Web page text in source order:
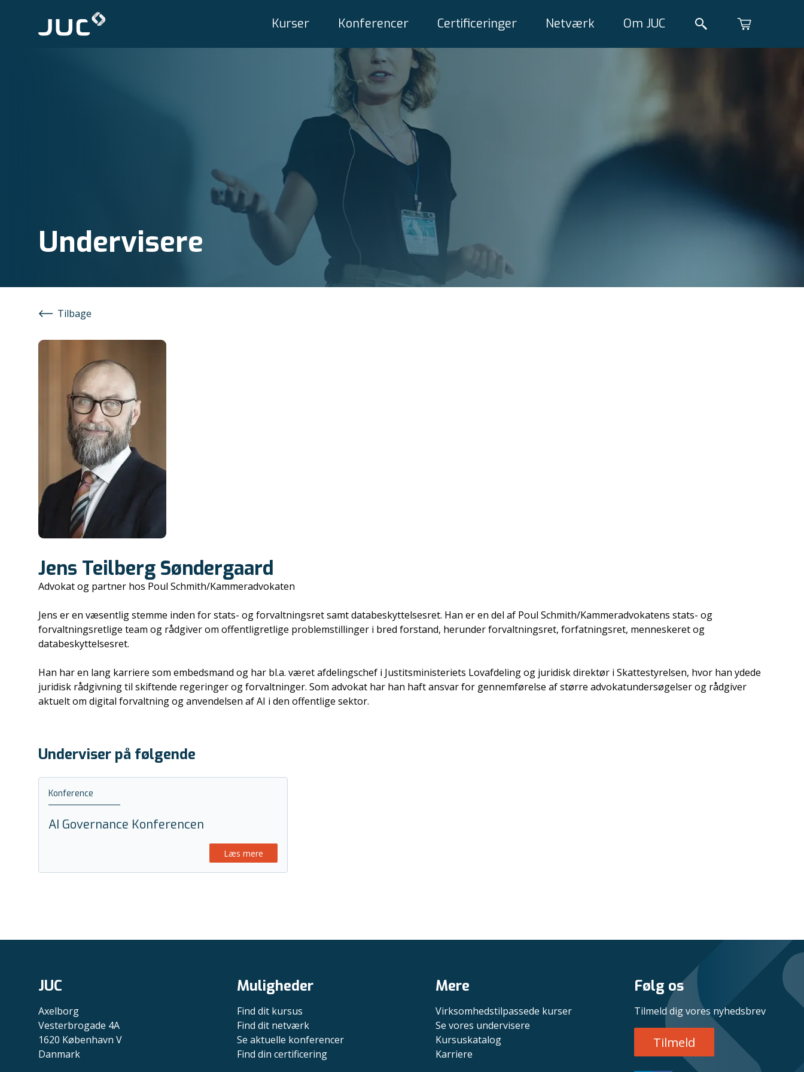
Kurser Konferencer Certificeringer Netværk Om JUC
Undervisere
Tilbage
Jens Teilberg Søndergaard
Advokat og partner hos Poul Schmith/Kammeradvokaten
Jens er en væsentlig stemme inden for stats- og forvaltningsret samt databeskyttelsesret. Han er en del af Poul Schmith/Kammeradvokatens stats- og
forvaltningsretlige team og rådgiver om offentligretlige problemstillinger i bred forstand, herunder forvaltningsret, forfatningsret, menneskeret og
databeskyttelsesret.
Han har en lang karriere som embedsmand og har bl.a. været afdelingschef i Justitsministeriets Lovafdeling og juridisk direktør i Skattestyrelsen, hvor han ydede
juridisk rådgivning til skiftende regeringer og forvaltninger. Som advokat har han haft ansvar for gennemførelse af større advokatundersøgelser og rådgiver
aktuelt om digital forvaltning og anvendelsen af AI i den offentlige sektor.
Underviser på følgende
Konference
AI Governance Konferencen
Læs mere
JUC
Axelborg
Vesterbrogade 4A
1620 København V
Danmark
Muligheder
Find dit kursus
Find dit netværk
Se aktuelle konferencer
Find din certificering
Mere
Virksomhedstilpassede kurser
Se vores undervisere
Kursuskatalog
Karriere
Følg os
Tilmeld dig vores nyhedsbrev
Tilmeld